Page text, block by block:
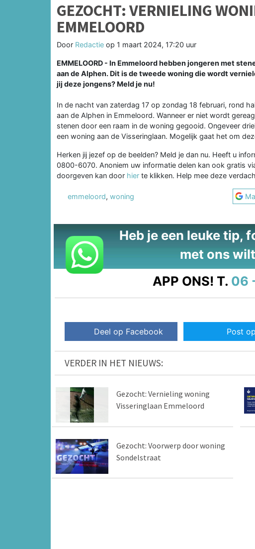
GEZOCHT: VERNIELING
EMMELOORD
Door Redactie op 1 maart 2024, 17:20 uur
EMMELOORD - In Emmeloord hebben jongeren met
aan de Alphen. Dit is de tweede woning die wordt
jij deze jongens? Meld je nu!
In de nacht van zaterdag 17 op zondag 18 februari, rond
aan de Alphen in Emmeloord. Wanneer er niet wordt
stenen door een raam in de woning gegooid. Ongeveer
een woning aan de Visseringlaan. Mogelijk gaat het om
Herken jij jezef op de beelden? Meld je dan nu. Heeft u
0800-6070. Anoniem uw informatie delen kan ook gratis
doorgeven kan door hier te klikken. Help mee deze
emmeloord, woning
Heb je een leuke tip,
met ons
APP ONS! T. 06
Deel op Facebook Post
VERDER IN HET NIEUWS:
Gezocht: Vernieling woning
Visseringlaan Emmeloord
Gezocht: Voorwerp door woning
Sondelstraat